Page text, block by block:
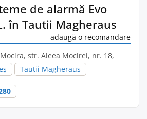
de alarmă Evo
în Tautii Magheraus
adaugă o recomandare
str. Aleea Mocirei, nr. 18,
Tautii Magheraus